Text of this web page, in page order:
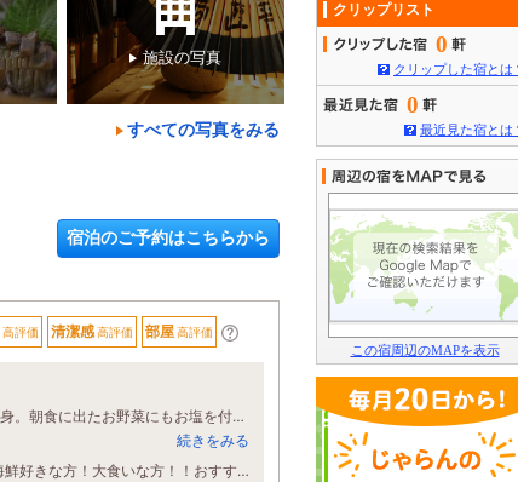
施設の写真
すべての写真をみる
宿泊のご予約はこちらから
高評価 清潔感高評価 部屋高評価
口コミを参考に初めて宿泊しました。相差の海から造られたお塩を付けて食べたお刺身。朝食に出たお野菜にもお塩を付けて…もう最高。 夕飯…お腹いっぱいになり、ウニ飯には辿り着けずおむすびにして下さりお部屋に連行。 大浴場も貸切出来て、久々に夫婦でゆっくり入浴。ビールサーバーで、1杯限りでしたが美味しく頂きました。 部屋付きの露天風呂も、海を眺めながら3回も入りました。 苦言…食事処までの移動(雨の日、足の悪い方、お年寄りの方)などはちょっと大変かも 私達の時は良いお天気でした。 なかなか気軽に行ける距離ではないのですが、また行きたいと思える良いお宿でした。
続きをみる
5点以上つけたい！ ボリューム満点の食事！しかも美味しい！！ 完璧すぎるー！！ 海鮮好きな方！大食いな方！！おすすめ！ お部屋の露天風呂も自由に使えるので最高！ 私は猫さんには会えず、、会えたらラッキーかも？笑 また来たいと思えるお宿でした！ 従業員の皆さん親切にしていただき ありがとうございましたー！！
クリップリスト
0
クリップした宿とは
0
最近見た宿とは
この宿周辺のMAPを表示